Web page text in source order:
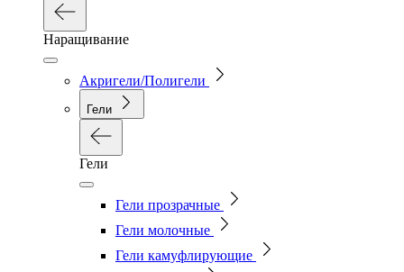
Наращивание
Акригели/Полигели
Гели
Гели
Гели прозрачные
Гели молочные
Гели камуфлирующие